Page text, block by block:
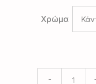
Χρώμα
-